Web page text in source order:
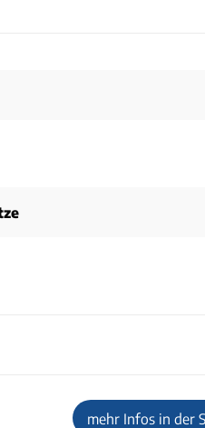
mehr Infos in der